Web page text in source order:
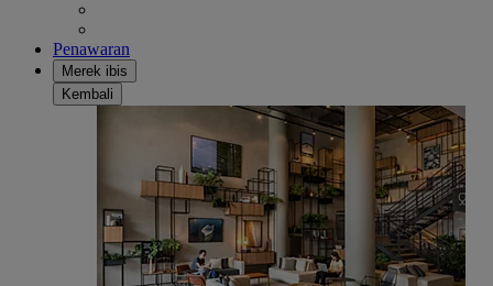
Penawaran
Merek ibis
Kembali